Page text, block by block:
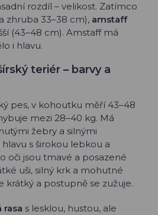
rozdíl – velikost. Zatímco
zhruba 33–38 cm), amstaff
(43–48 cm). Amstaff má
i hlavu.
teriér – barvy a
pes, v kohoutku měří 43–48
mezi 28–40 kg. Má
žebry a silnými
s širokou lebkou a
oči jsou tmavé a posazené
uši, silný krk a mohutné
krátký a postupně se zužuje.
rasa s lesklou, hustou, ale